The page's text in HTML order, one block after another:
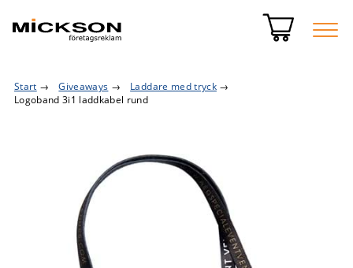
Start → Giveaways → Laddare med tryck →
Logoband 3i1 laddkabel rund